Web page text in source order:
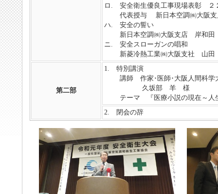
ロ. 安全衛生優良工事現場表彰 ２
代表授与 新日本空調㈱大阪
ハ. 安全の誓い
新日本空調㈱大阪支店 岸和
ニ. 安全スローガンの唱和
新菱冷熱工業㈱大阪支社 山田
第二部
1. 特別講演
講師 作家･医師･大阪人間科学大
久坂部 羊 様
テーマ 『医療小説の現在～人生
2. 閉会の辞